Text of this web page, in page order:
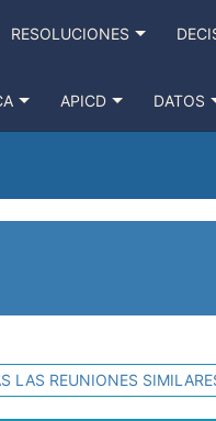
RESOLUCIONES
APICD DATOS
LAS REUNIONES